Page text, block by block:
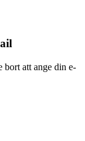
bort att ange din e-